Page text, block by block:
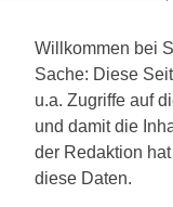
Willkommen bei
Sache: Diese
u.a. Zugriffe auf
und damit die
der Redaktion
diese Daten.